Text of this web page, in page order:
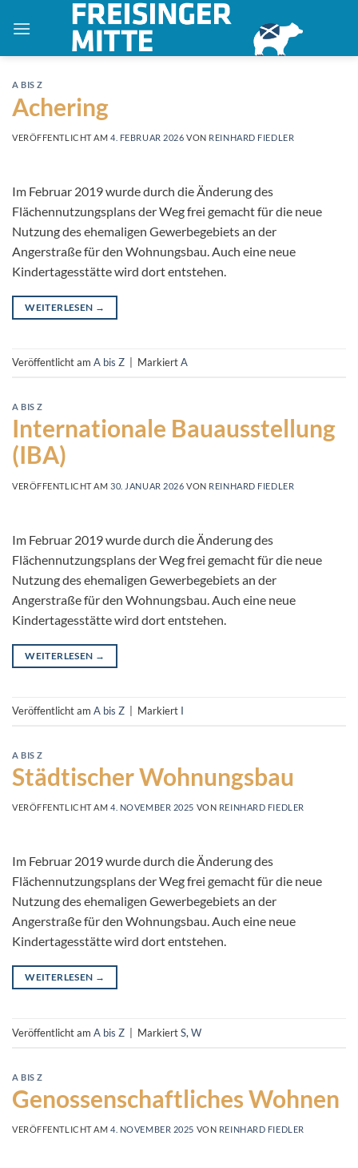
Inhalt
A BIS Z
Achering
VERÖFFENTLICHT AM4. FEBRUAR 2026 VON REINHARD FIEDLER
Im Februar 2019 wurde durch die Änderung des
Flächennutzungsplans der Weg frei gemacht für die neue
Nutzung des ehemaligen Gewerbegebiets an der
Angerstraße für den Wohnungsbau. Auch eine neue
Kindertagesstätte wird dort entstehen.
WEITERLESEN →
Veröffentlicht am A bis Z MarkiertA
A BIS Z
Internationale Bauausstellung
(IBA)
VERÖFFENTLICHT AM30. JANUAR 2026 VON REINHARD FIEDLER
Im Februar 2019 wurde durch die Änderung des
Flächennutzungsplans der Weg frei gemacht für die neue
Nutzung des ehemaligen Gewerbegebiets an der
Angerstraße für den Wohnungsbau. Auch eine neue
Kindertagesstätte wird dort entstehen.
WEITERLESEN →
Veröffentlicht am A bis Z Markiert I
A BIS Z
Städtischer Wohnungsbau
VERÖFFENTLICHT AM4. NOVEMBER 2025 VON REINHARD FIEDLER
Im Februar 2019 wurde durch die Änderung des
Flächennutzungsplans der Weg frei gemacht für die neue
Nutzung des ehemaligen Gewerbegebiets an der
Angerstraße für den Wohnungsbau. Auch eine neue
Kindertagesstätte wird dort entstehen.
WEITERLESEN →
Veröffentlicht am A bis Z MarkiertS, W
A BIS Z
Genossenschaftliches Wohnen
VERÖFFENTLICHT AM4. NOVEMBER 2025 VON REINHARD FIEDLER